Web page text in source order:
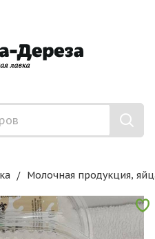
Молочная продукция,